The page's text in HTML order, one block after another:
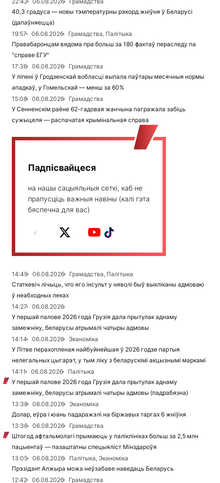
40,3 градуса — новы тэмпературны рэкорд жніўня ў Беларусі
(дапаўняецца)
19:57
06.08.2026
Грамадства, Палітыка
Правабаронцам вядома пра больш за 180 фактаў пераследу па
"справе ЕГУ"
17:36
06.08.2026
Грамадства
У ліпені ў Гродзенскай вобласці выпала паўтары месячныя нормы
ападкаў, у Гомельскай — менш за 60%
15:08
06.08.2026
Грамадства
У Сенненскім раёне 62-гадовая жанчына пагражала забіць
сужыцеля — распачатая крымінальная справа
Падпісвайцеся
на нашы сацыяльныя сеткі, каб не
прапусціць важныя навіны (калі гэта
бяспечна для вас)
14:49 06.08.2026
Грамадства, Палітыка
Статкевіч лічыць, что яго інсульт у няволі быў выкліканы адмоваю
ў неабходных леках
14:27
06.08.2026
У першай палове 2026 года Грузія дала прытулак аднаму
замежніку, беларусы атрымалі чатыры адмовы
14:14
06.08.2026
Эканоміка
У Літве перахопленая найбуйнейшая ў 2026 годзе партыя
нелегальных цыгарэт, у тым ліку з беларускімі акцызнымі маркамі
14:11
06.08.2026
Палітыка
У першай палове 2026 года Грузія дала прытулак аднаму
замежніку, беларусы атрымалі чатыры адмовы (падрабязна)
13:38
06.08.2026
Эканоміка
Долар, еўра і юань падаражэлі на біржавых таргах 6 жніўня
13:36
06.08.2026
Грамадства
Штогод афтальмолагі прымаюць у паліклініках больш за 2,5 млн
пацыентаў — пазаштатны спецыяліст Мінздароўя
13:05
06.08.2026
Палітыка, Эканоміка
Прэзідэнт Алжыра можа неўзабаве наведаць Беларусь
12:42
06.08.2026
Грамадства